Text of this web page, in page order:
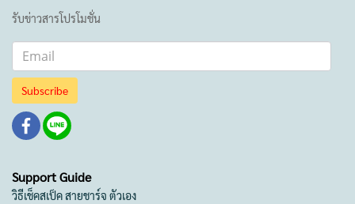
รับข่าวสารโปรโมชั่น
Subscribe
Support Guide
วิธีเช็คสเป็ค สายชาร์จ ตัวเอง